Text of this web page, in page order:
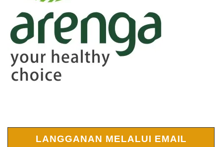
LANGGANAN MELALUI EMAIL